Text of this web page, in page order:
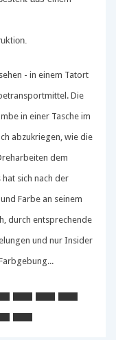
- in einem Tatort
Die
in einer Tasche im
abzukriegen, wie die
dem
sich nach der
Farbe an seinem
durch entsprechende
und nur Insider